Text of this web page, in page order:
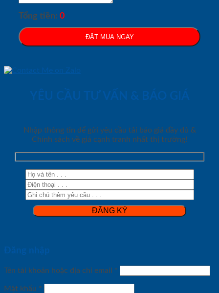
Tổng tiền: 0
ĐẶT MUA NGAY
YÊU CẦU TƯ VẤN & BÁO GIÁ
Nhập thông tin để gửi yêu cầu tải báo giá đầy đủ &
Chính sách về giá cạnh tranh nhất thị trường!
Đăng nhập
Tên tài khoản hoặc địa chỉ email *
Mật khẩu *